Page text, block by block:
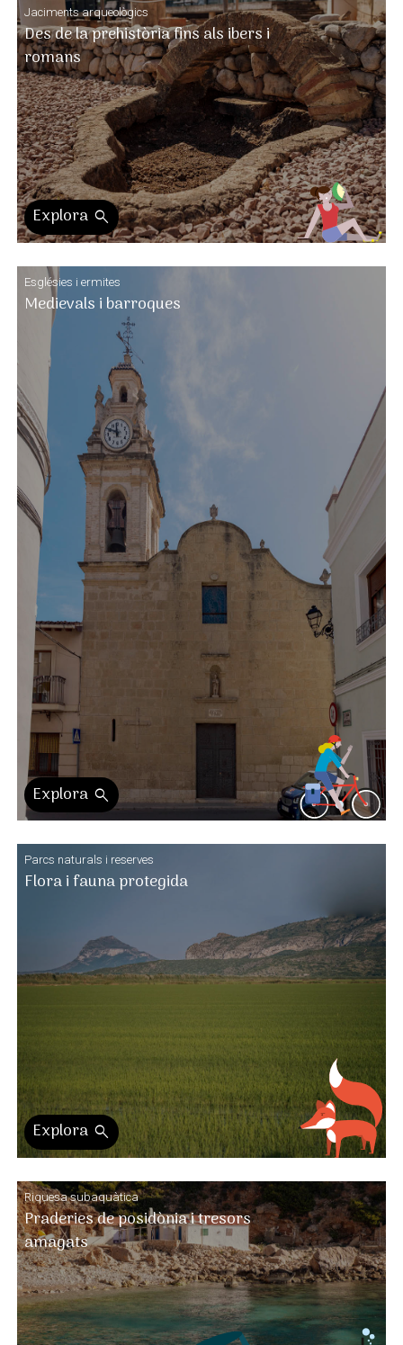
Jaciments arqueològics
Des de la prehistòria fins als ibers i
romans
Explora search
Esglésies i ermites
Medievals i barroques
Explora search
Parcs naturals i reserves
Flora i fauna protegida
Explora search
Riquesa subaquàtica
Praderies de posidònia i tresors
amagats